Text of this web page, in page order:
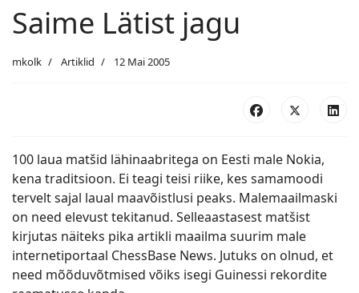
Saime Lätist jagu
mkolk Artiklid 12 Mai 2005
100 laua matšid lähinaabritega on Eesti male Nokia,
kena traditsioon. Ei teagi teisi riike, kes samamoodi
tervelt sajal laual maavõistlusi peaks. Malemaailmaski
on need elevust tekitanud. Selleaastasest matšist
kirjutas näiteks pika artikli maailma suurim male
internetiportaal ChessBase News. Jutuks on olnud, et
need mõõduvõtmised võiks isegi Guinessi rekordite